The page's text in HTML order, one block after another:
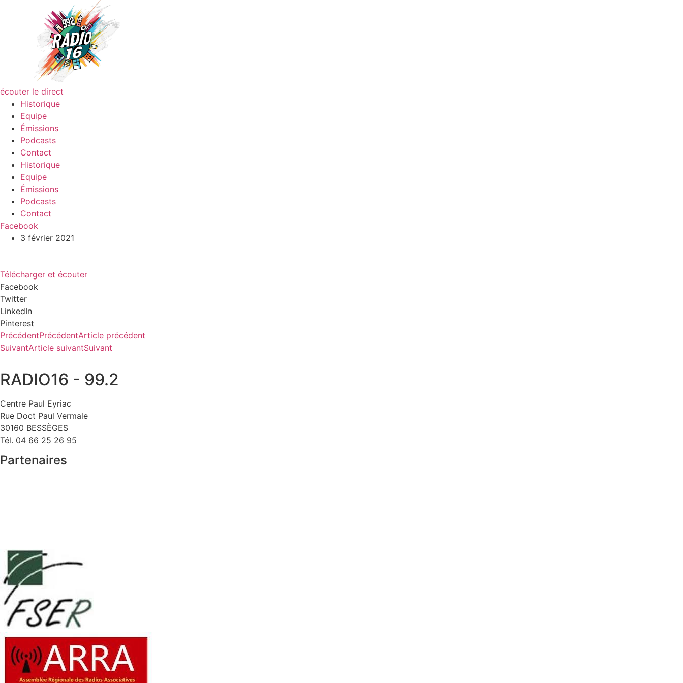
écouter le direct
Historique
Equipe
Émissions
Podcasts
Contact
Historique
Equipe
Émissions
Podcasts
Contact
Facebook
3 février 2021
Télécharger et écouter
Facebook
Twitter
LinkedIn
Pinterest
PrécédentPrécédentArticle précédent
SuivantArticle suivantSuivant
RADIO16 - 99.2
Centre Paul Eyriac
Rue Doct Paul Vermale
30160 BESSÈGES
Tél. 04 66 25 26 95
Partenaires